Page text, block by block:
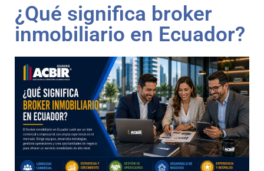
¿Qué significa broker
inmobiliario en Ecuador?